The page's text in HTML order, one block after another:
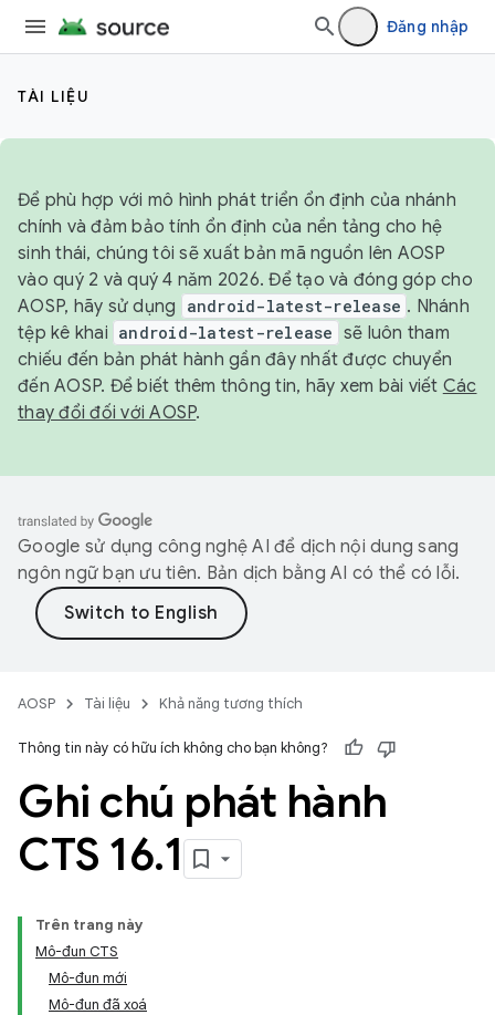
Đăng nhập
TÀI LIỆU
Để phù hợp với mô hình phát triển ổn định của nhánh
chính và đảm bảo tính ổn định của nền tảng cho hệ
sinh thái, chúng tôi sẽ xuất bản mã nguồn lên AOSP
vào quý 2 và quý 4 năm 2026. Để tạo và đóng góp cho
AOSP, hãy sử dụng
android-latest-release . Nhánh
tệp kê khai android-latest-release sẽ luôn tham
chiếu đến bản phát hành gần đây nhất được chuyển
đến AOSP. Để biết thêm thông tin, hãy xem bài viết Các
thay đổi đối với AOSP.
Google sử dụng công nghệ AI để dịch nội dung sang
ngôn ngữ bạn ưu tiên. Bản dịch bằng AI có thể có lỗi.
AOSP Tài liệu Khả năng tương thích
Thông tin này có hữu ích không cho bạn không?
Ghi chú phát hành
CTS 16.1
Trên trang này
Mô-đun CTS
Mô-đun mới
Mô-đun đã xoá